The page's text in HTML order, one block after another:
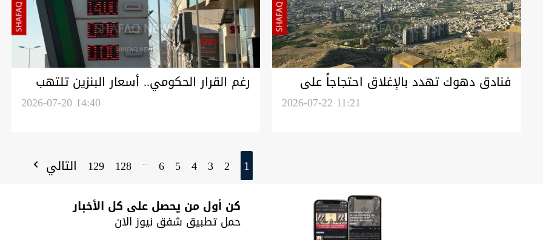
فنادق دهوك تهدد بالإغلاق احتجاجاً على
2026-07-22 11:21
رغم القرار الحكومي.. أسعار البنزين تلتهب
2026-07-20 14:40
1
2
3
4
5
6
...
128
129 التالي
كن أول من يحصل على كل الأخبار
حمل تطبيق شفق نيوز الان